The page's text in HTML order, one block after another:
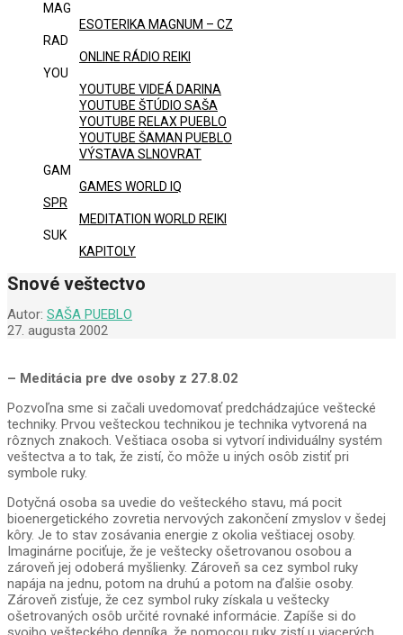
MAG
ESOTERIKA MAGNUM – CZ
RAD
ONLINE RÁDIO REIKI
YOU
YOUTUBE VIDEÁ DARINA
YOUTUBE ŠTÚDIO SAŠA
YOUTUBE RELAX PUEBLO
YOUTUBE ŠAMAN PUEBLO
VÝSTAVA SLNOVRAT
GAM
GAMES WORLD IQ
SPR
MEDITATION WORLD REIKI
SUK
KAPITOLY
Snové veštectvo
Autor: SAŠA PUEBLO
27. augusta 2002
– Meditácia pre dve osoby z 27.8.02
Pozvoľna sme si začali uvedomovať predchádzajúce veštecké
techniky. Prvou vešteckou technikou je technika vytvorená na
rôznych znakoch. Veštiaca osoba si vytvorí individuálny systém
veštectva a to tak, že zistí, čo môže u iných osôb zistiť pri
symbole ruky.
Dotyčná osoba sa uvedie do vešteckého stavu, má pocit
bioenergetického zovretia nervových zakončení zmyslov v šedej
kôry. Je to stav zosávania energie z okolia veštiacej osoby.
Imaginárne pociťuje, že je veštecky ošetrovanou osobou a
zároveň jej odoberá myšlienky. Zároveň sa cez symbol ruky
napája na jednu, potom na druhú a potom na ďalšie osoby.
Zároveň zisťuje, že cez symbol ruky získala u veštecky
ošetrovaných osôb určité rovnaké informácie. Zapíše si do